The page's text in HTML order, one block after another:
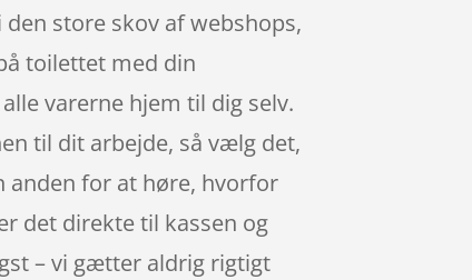
store skov af webshops,
toilettet med din
varerne hjem til dig selv.
til dit arbejde, så vælg det,
anden for at høre, hvorfor
det direkte til kassen og
– vi gætter aldrig rigtigt